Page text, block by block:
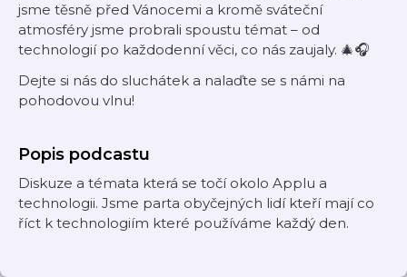
jsme těsně před Vánocemi a kromě sváteční
atmosféry jsme probrali spoustu témat – od
technologií po každodenní věci, co nás zaujaly. 🎄🎧
Dejte si nás do sluchátek a nalaďte se s námi na
pohodovou vlnu!
Popis podcastu
Diskuze a témata která se točí okolo Applu a
technologii. Jsme parta obyčejných lidí kteří mají co
říct k technologiím které používáme každý den.